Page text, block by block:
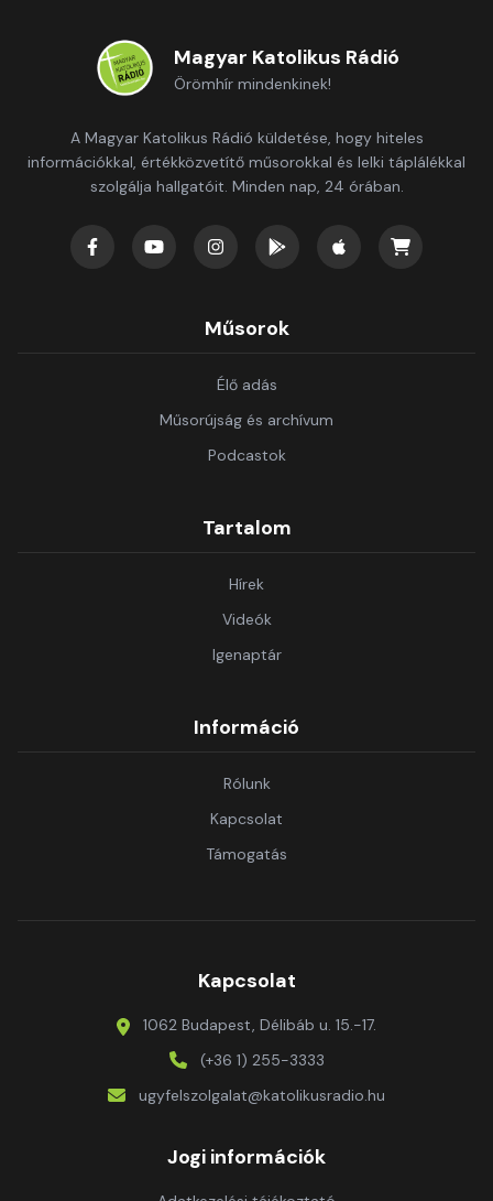
Magyar Katolikus Rádió
Örömhír mindenkinek!
A Magyar Katolikus Rádió küldetése, hogy hiteles
információkkal, értékközvetítő műsorokkal és lelki táplálékkal
szolgálja hallgatóit. Minden nap, 24 órában.
Műsorok
Élő adás
Műsorújság és archívum
Podcastok
Tartalom
Hírek
Videók
Igenaptár
Információ
Rólunk
Kapcsolat
Támogatás
Kapcsolat
1062 Budapest, Délibáb u. 15.-17.
(+36 1) 255-3333
ugyfelszolgalat@katolikusradio.hu
Jogi információk